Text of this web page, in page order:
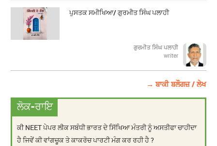
ਪੁਸਤਕ ਸਮੀਖਿਆ/ ਗੁਰਮੀਤ ਸਿੰਘ ਪਲਾਹੀ
ਗੁਰਮੀਤ ਸਿੰਘ ਪਲਾਹੀ
writer
→ ਬਾਕੀ ਬਲੌਗਜ਼ / ਲੇਖ
ਲੋਕ-ਰਾਇ
ਕੀ NEET ਪੇਪਰ ਲੀਕ ਸਬੰਧੀ ਭਾਰਤ ਦੇ ਸਿੱਖਿਆ ਮੰਤਰੀ ਨੂੰ ਅਸਤੀਫਾ ਚਾਹੀਦਾ
ਹੈ ਜਿਵੇਂ ਕੀ ਵਾਂਗਚੂਕ ਤੇ ਕਾਕਰੋਚ ਪਾਰਟੀ ਮੰਗ ਕਰ ਰਹੀ ਹੈ ?